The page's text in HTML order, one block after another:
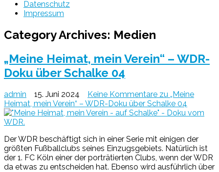
Datenschutz
Impressum
Category Archives: Medien
„Meine Heimat, mein Verein“ – WDR-
Doku über Schalke 04
admin 15. Juni 2024 Keine Kommentare zu „Meine
Heimat, mein Verein“ – WDR-Doku über Schalke 04
Der WDR beschäftigt sich in einer Serie mit einigen der
größten Fußballclubs seines Einzugsgebiets. Natürlich ist
der 1. FC Köln einer der porträtierten Clubs, wenn der WDR
da etwas zu entscheiden hat. Ebenso wird ausführlich über